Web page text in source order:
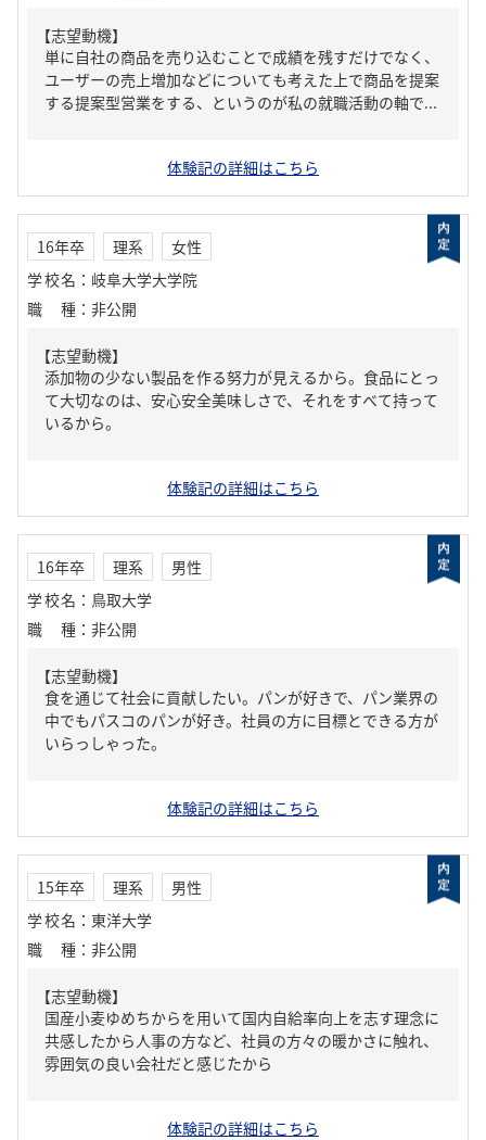
【志望動機】
単に自社の商品を売り込むことで成績を残すだけでなく、
ユーザーの売上増加などについても考えた上で商品を提案
する提案型営業をする、というのが私の就職活動の軸で...
体験記の詳細はこちら
16年卒 理系
女性
学校名 ： 岐阜大学大学院
職種 ： 非公開
【志望動機】
添加物の少ない製品を作る努力が見えるから。食品にとっ
て大切なのは、安心安全美味しさで、それをすべて持って
いるから。
体験記の詳細はこちら
16年卒 理系
男性
学校名 ： 鳥取大学
職種 ： 非公開
【志望動機】
食を通じて社会に貢献したい。パンが好きで、パン業界の
中でもパスコのパンが好き。社員の方に目標とできる方が
いらっしゃった。
体験記の詳細はこちら
15年卒 理系
男性
学校名 ： 東洋大学
職種 ： 非公開
【志望動機】
国産小麦ゆめちからを用いて国内自給率向上を志す理念に
共感したから人事の方など、社員の方々の暖かさに触れ、
雰囲気の良い会社だと感じたから
体験記の詳細はこちら